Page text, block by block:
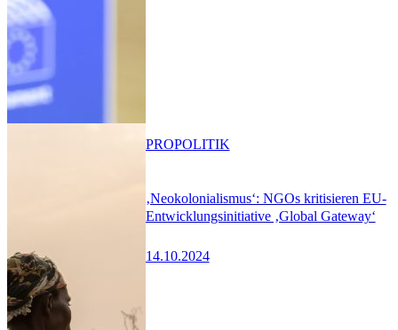
‚Neokolonialismus‘: NGOs kritisieren EU-
Entwicklungsinitiative ‚Global Gateway‘
14.10.2024
PROPOLITIK